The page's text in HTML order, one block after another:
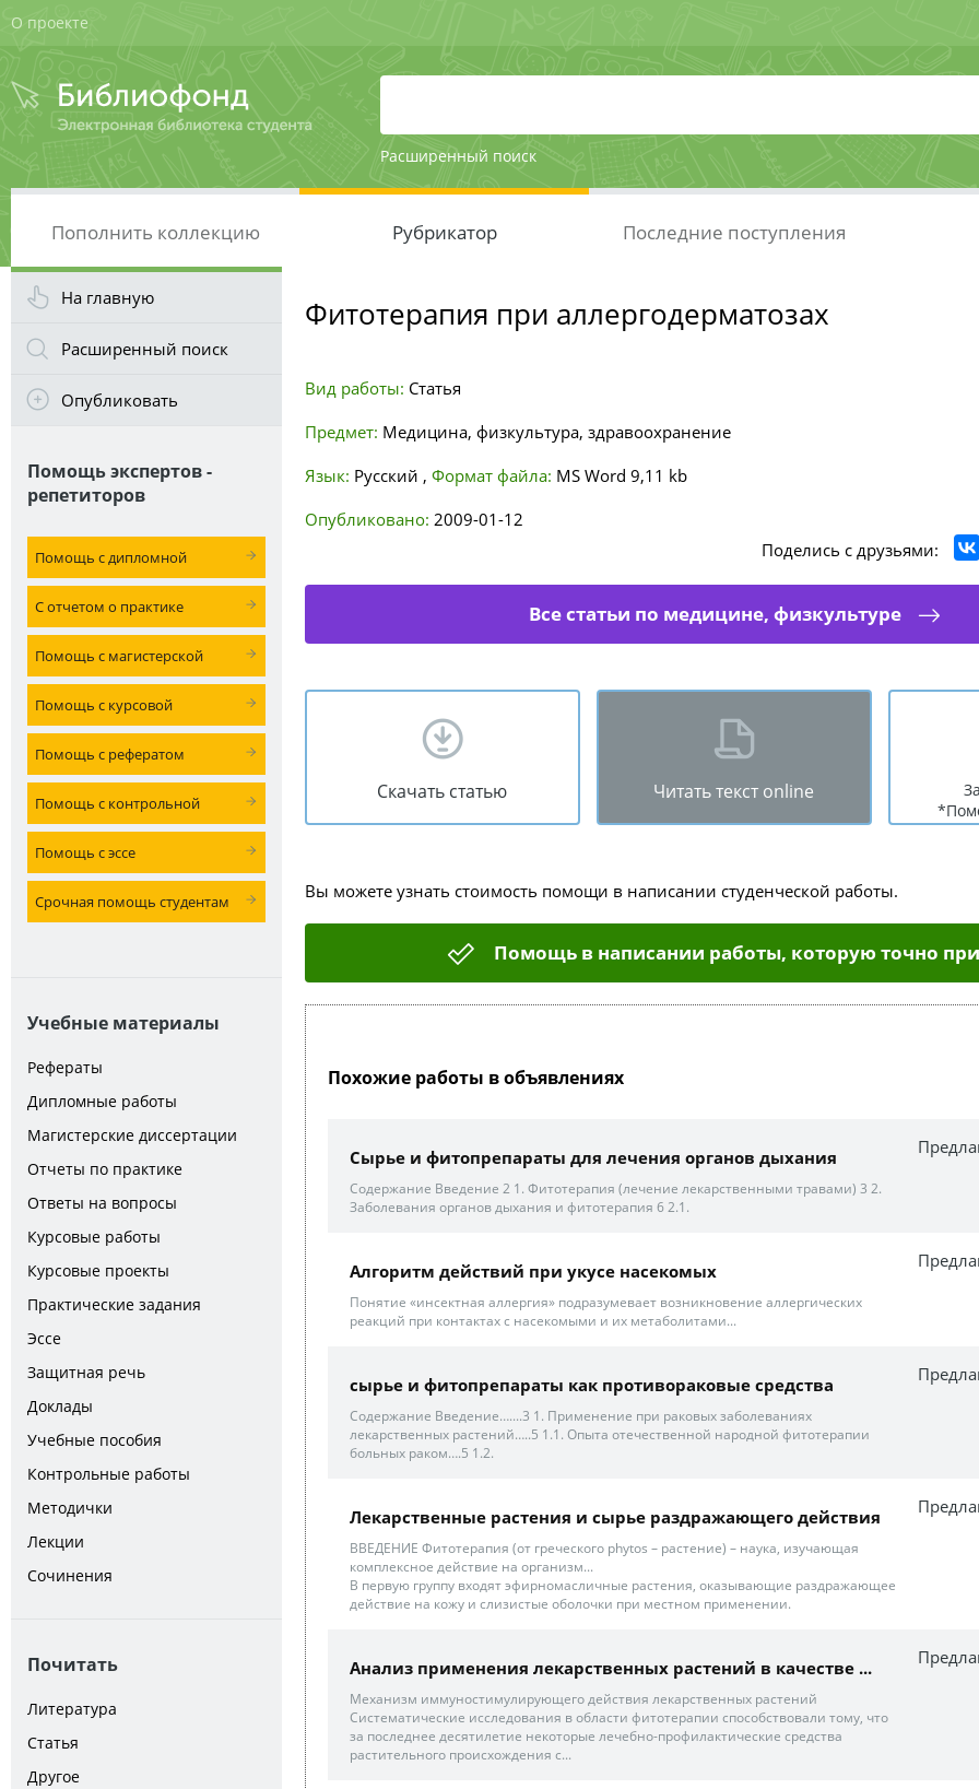
О проекте
Расширенный поиск
Пополнить коллекцию Рубрикатор Последние поступления
На главную
Расширенный поиск
Опубликовать
Помощь экспертов -
репетиторов
Помощь с дипломной
С отчетом о практике
Помощь с магистерской
Помощь с курсовой
Помощь с рефератом
Помощь с контрольной
Помощь с эссе
Срочная помощь студентам
Учебные материалы
Рефераты
Дипломные работы
Магистерские диссертации
Отчеты по практике
Ответы на вопросы
Курсовые работы
Курсовые проекты
Практические задания
Эссе
Защитная речь
Доклады
Учебные пособия
Контрольные работы
Методички
Лекции
Сочинения
Почитать
Литература
Статья
Другое
Фитотерапия при аллергодерматозах
Вид работы: Статья
Предмет: Медицина, физкультура, здравоохранение
Язык: Русский , Формат файла: MS Word 9,11 kb
Опубликовано: 2009-01-12
Поделись с друзьями:
Все статьи по медицине, физкультуре
Скачать статью Читать текст online
Вы можете узнать стоимость помощи в написании студенческой работы.
Помощь в написании работы, которую точно
Похожие работы в объявлениях
Сырье и фитопрепараты для лечения органов дыхания
Содержание Введение 2 1. Фитотерапия (лечение лекарственными травами) 3 2.
Заболевания органов дыхания и фитотерапия 6 2.1.
Алгоритм действий при укусе насекомых
Понятие «инсектная аллергия» подразумевает возникновение аллергических
реакций при контактах с насекомыми и их метаболитами...
сырье и фитопрепараты как противораковые средства
Содержание Введение…....3 1. Применение при раковых заболеваниях
лекарственных растений…..5 1.1. Опыта отечественной народной фитотерапии
больных раком….5 1.2.
Лекарственные растения и сырье раздражающего действия
ВВЕДЕНИЕ Фитотерапия (от греческого phytos – растение) – наука, изучающая
комплексное действие на организм...
В первую группу входят эфирномасличные растения, оказывающие раздражающее
действие на кожу и слизистые оболочки при местном применении.
Анализ применения лекарственных растений в качестве ...
Механизм иммуностимулирующего действия лекарственных растений
Систематические исследования в области фитотерапии способствовали тому, что
за последнее десятилетие некоторые лечебно-профилактические средства
растительного происхождения с...